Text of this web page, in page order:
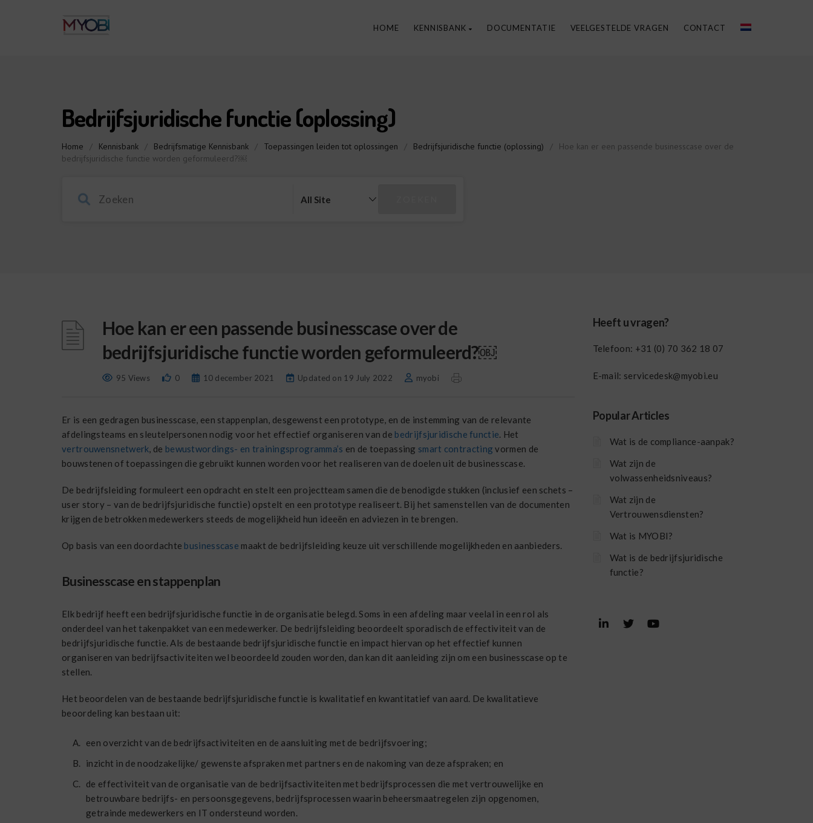
HOME KENNISBANK DOCUMENTATIE VEELGESTELDE VRAGEN CONTACT
Bedrijfsjuridische functie (oplossing)
Home / Kennisbank / Bedrijfsmatige Kennisbank / Toepassingen leiden tot oplossingen / Bedrijfsjuridische functie (oplossing) /
Hoe kan er een passende businesscase over de
bedrijfsjuridische functie worden geformuleerd?￼
Hoe kan er een passende businesscase over de
bedrijfsjuridische functie worden geformuleerd?￼
95 Views 0 10 december 2021 Updated on 19 July 2022 myobi
Er is een gedragen businesscase, een stappenplan, desgewenst een prototype, en de instemming van de relevante
afdelingsteams en sleutelpersonen nodig voor het effectief organiseren van de bedrijfsjuridische functie. Het
vertrouwensnetwerk, de bewustwordings- en trainingsprogramma’s en de toepassing smart contracting vormen de
bouwstenen of toepassingen die gebruikt kunnen worden voor het realiseren van de doelen uit de businesscase.
De bedrijfsleiding formuleert een opdracht en stelt een projectteam samen die de benodigde stukken (inclusief een schets –
user story – van de bedrijfsjuridische functie) opstelt en een prototype realiseert. Bij het samenstellen van de documenten
krijgen de betrokken medewerkers steeds de mogelijkheid hun ideeën en adviezen in te brengen.
Op basis van een doordachte businesscase maakt de bedrijfsleiding keuze uit verschillende mogelijkheden en aanbieders.
Businesscase en stappenplan
Elk bedrijf heeft een bedrijfsjuridische functie in de organisatie belegd. Soms in een afdeling maar veelal in een rol als
onderdeel van het takenpakket van een medewerker. De bedrijfsleiding beoordeelt sporadisch de effectiviteit van de
bedrijfsjuridische functie. Als de bestaande bedrijfsjuridische functie en impact hiervan op het effectief kunnen
organiseren van bedrijfsactiviteiten wel beoordeeld zouden worden, dan kan dit aanleiding zijn om een businesscase op te
stellen.
Het beoordelen van de bestaande bedrijfsjuridische functie is kwalitatief en kwantitatief van aard. De kwalitatieve
beoordeling kan bestaan uit:
een overzicht van de bedrijfsactiviteiten en de aansluiting met de bedrijfsvoering;
inzicht in de noodzakelijke/ gewenste afspraken met partners en de nakoming van deze afspraken; en
de effectiviteit van de organisatie van de bedrijfsactiviteiten met bedrijfsprocessen die met vertrouwelijke en
betrouwbare bedrijfs- en persoonsgegevens, bedrijfsprocessen waarin beheersmaatregelen zijn opgenomen,
getrainde medewerkers en IT ondersteund worden.
Heeft u vragen?
Telefoon: +31 (0) 70 362 18 07
E-mail: servicedesk@myobi.eu
Popular Articles
Wat is de compliance-aanpak?
Wat zijn de
volwassenheidsniveaus?
Wat zijn de
Vertrouwensdiensten?
Wat is MYOBI?
Wat is de bedrijfsjuridische
functie?